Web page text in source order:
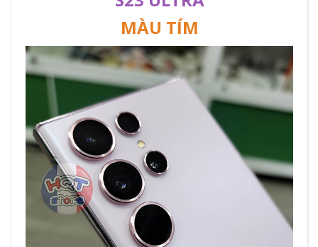
MÀU TÍM